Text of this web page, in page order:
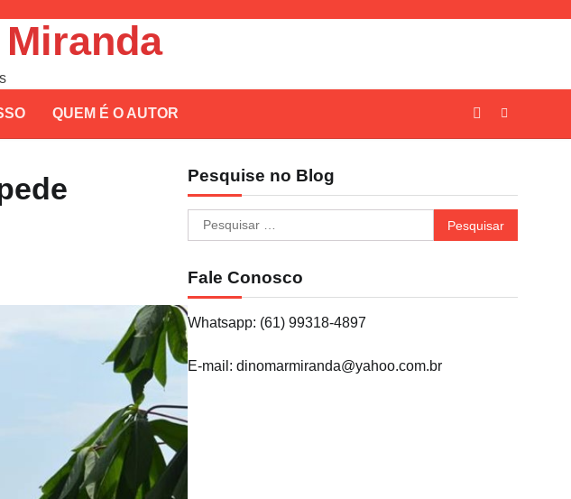
QUEM É O AUTOR
Pesquise no Blog
Pesquisar
por:
Fale Conosco
Whatsapp: (61) 99318-4897
E-mail: dinomarmiranda@yahoo.com.br